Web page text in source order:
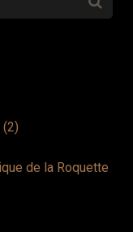
de la Roquette